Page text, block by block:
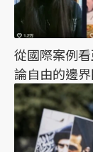
從國際案例
論自由的邊